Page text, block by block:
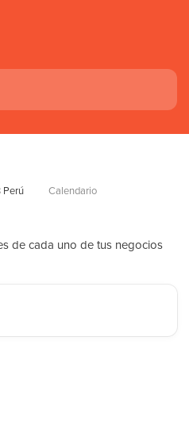
Perú Calendario
de cada uno de tus negocios